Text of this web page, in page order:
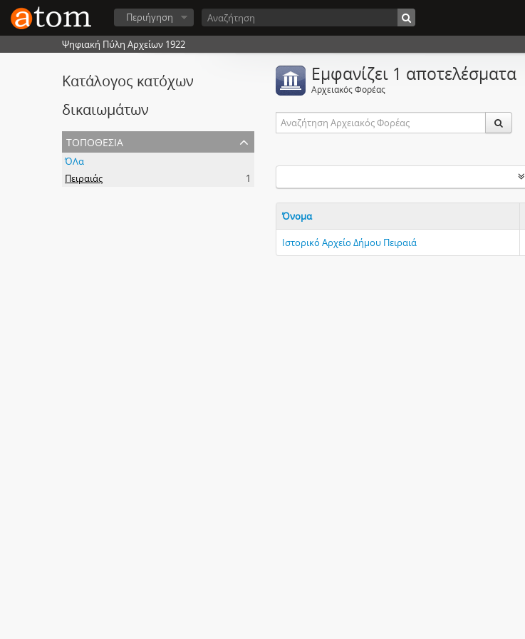
Περιήγηση
Ψηφιακή Πύλη Αρχείων 1922
Κατάλογος κατόχων
δικαιωμάτων
τοποθεσία
ΌΛα
Πειραιάς
1
Εμφανίζει 1 αποτελέσματα
Αρχειακός Φορέας
Όνομα
Ιστορικό Αρχείο Δήμου Πειραιά